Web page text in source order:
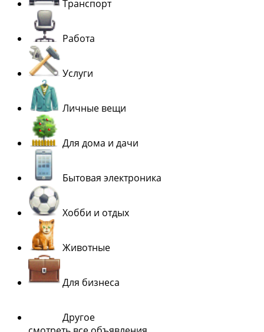
Транспорт
Работа
Услуги
Личные вещи
Для дома и дачи
Бытовая электроника
Хобби и отдых
Животные
Для бизнеса
Другое